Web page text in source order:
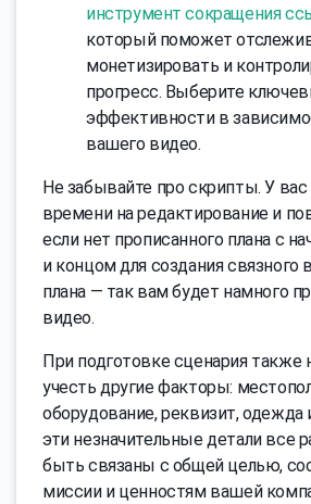
инструмент сокращения
который поможет
монетизировать и
прогресс. Выберите
эффективности в
вашего видео.
Не забывайте про скрипты. У
времени на редактирование и
если нет прописанного плана с
и концом для создания связного
плана — так вам будет намного
видео.
При подготовке сценария также
учесть другие факторы:
оборудование, реквизит, одежда
эти незначительные детали все
быть связаны с общей целью,
миссии и ценностям вашей